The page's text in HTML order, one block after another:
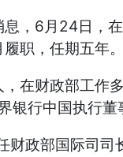
，6月24日，
职，任期五年。
在财政部工作
银行中国执行董
财政部国际司司